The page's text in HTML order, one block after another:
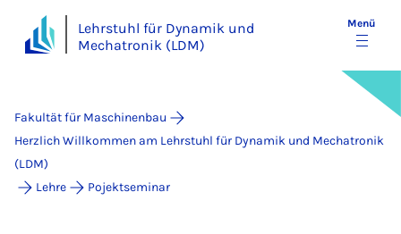
Lehrstuhl für Dynamik und
Mechatronik (LDM)
Menü
Fakultät für Maschinenbau
Herzlich Willkommen am Lehrstuhl für Dynamik und Mechatronik
(LDM)
Lehre
Pojektseminar